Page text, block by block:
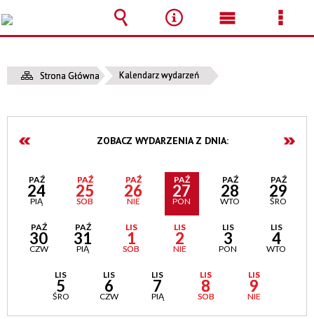
Strona Główna Kalendarz wydarzeń
ZOBACZ WYDARZENIA Z DNIA:
PAŹ
24
PIĄ
PAŹ
25
SOB
PAŹ
26
NIE
PAŹ
27
PON
PAŹ
28
WTO
PAŹ
29
ŚRO
PAŹ
30
CZW
PAŹ
31
PIĄ
LIS
1
SOB
LIS
2
NIE
LIS
3
PON
LIS
4
WTO
LIS
5
ŚRO
LIS
6
CZW
LIS
7
PIĄ
LIS
8
SOB
LIS
9
NIE
Wyszukiwarka
Narzędzia
Menu